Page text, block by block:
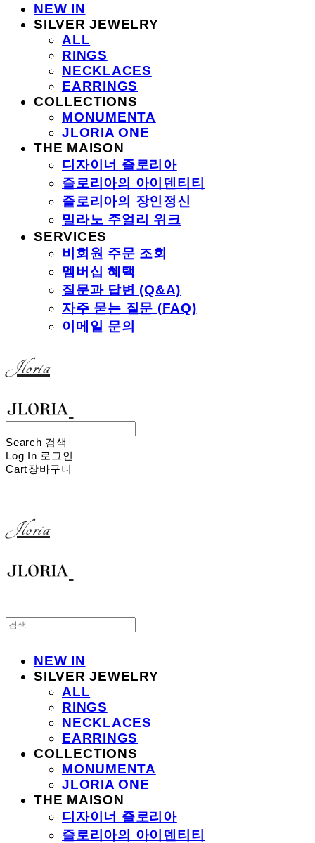
NEW IN
SILVER JEWELRY
ALL
RINGS
NECKLACES
EARRINGS
COLLECTIONS
MONUMENTA
JLORIA ONE
THE MAISON
디자이너 즐로리아
즐로리아의 아이덴티티
즐로리아의 장인정신
밀라노 주얼리 위크
SERVICES
비회원 주문 조회
멤버십 혜택
질문과 답변 (Q&A)
자주 묻는 질문 (FAQ)
이메일 문의
Jloria
Search 검색
Log In 로그인
Cart장바구니
Jloria
NEW IN
SILVER JEWELRY
ALL
RINGS
NECKLACES
EARRINGS
COLLECTIONS
MONUMENTA
JLORIA ONE
THE MAISON
디자이너 즐로리아
즐로리아의 아이덴티티